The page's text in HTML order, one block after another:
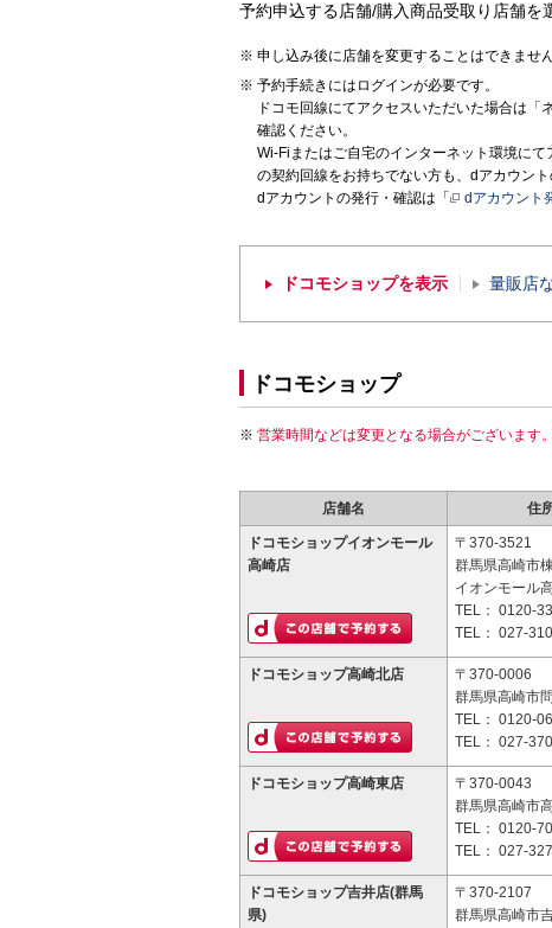
予約申込する店舗/購入商品受取り店舗を
申し込み後に店舗を変更することはできません
予約手続きにはログインが必要です。
ドコモ回線にてアクセスいただいた場合は
確認ください。
Wi-Fiまたはご自宅のインターネット環境に
の契約回線をお持ちでない方も、dアカウント
dアカウントの発行・確認は「
dアカウント
ドコモショップを表示 量販店
ドコモショップ
営業時間などは変更となる場合がございます
店舗名 住
ドコモショップイオンモール
高崎店
〒370-3521
群馬県高崎市
イオンモール
TEL： 0120-
TEL： 027-
ドコモショップ高崎北店
〒370-0006
群馬県高崎市
TEL： 0120-
TEL： 027-
ドコモショップ高崎東店
〒370-0043
群馬県高崎市
TEL： 0120-
TEL： 027-
ドコモショップ吉井店(群馬
県)
〒370-2107
群馬県高崎市